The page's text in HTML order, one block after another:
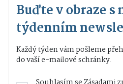
Buďte v obraze s
týdenním
Každý týden vám pošleme
do vaší e-mailové schránky.